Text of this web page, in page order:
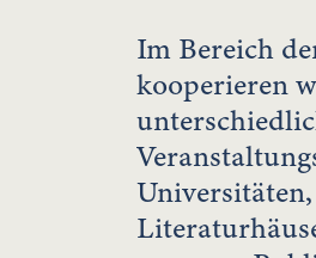
Im Bereich
kooperieren